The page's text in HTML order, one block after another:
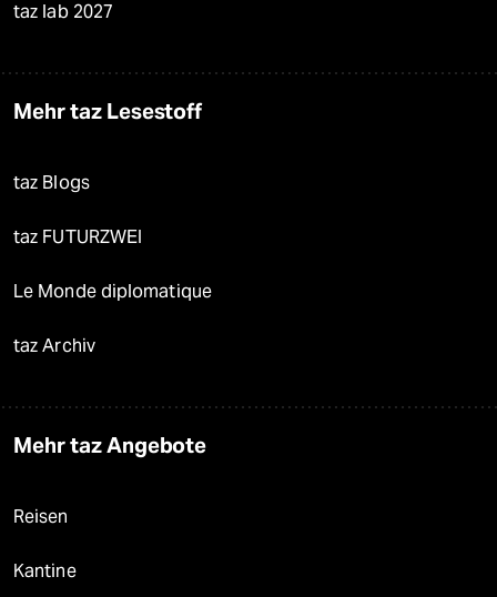
taz lab 2027
Mehr taz Lesestoff
taz Blogs
taz FUTURZWEI
Le Monde diplomatique
taz Archiv
Mehr taz Angebote
Reisen
Kantine